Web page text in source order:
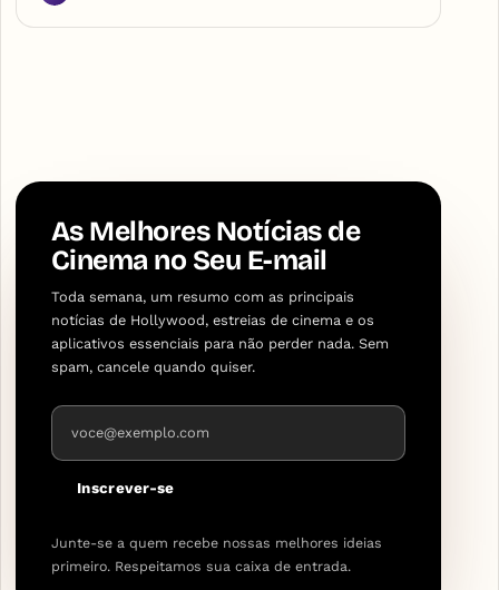
As Melhores Notícias de
Cinema no Seu E-mail
Toda semana, um resumo com as principais
notícias de Hollywood, estreias de cinema e os
aplicativos essenciais para não perder nada. Sem
spam, cancele quando quiser.
Endereço de e-mail
Inscrever-se
Junte-se a quem recebe nossas melhores ideias
primeiro. Respeitamos sua caixa de entrada.